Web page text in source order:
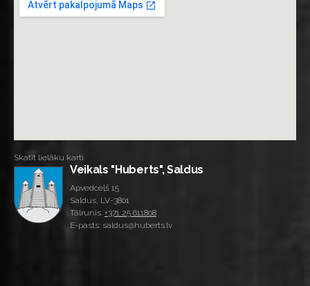
Skatīt lielāku karti
Veikals "Huberts", Saldus
Apvedceļš 15
Saldus, LV-3801
Tālrunis: +371 25 611808
E-pasts: saldus@huberts.lv